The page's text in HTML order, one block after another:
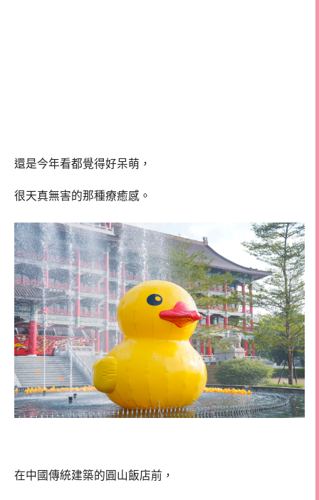
還是今年看都覺得好呆萌，
很天真無害的那種療癒感。
在中國傳統建築的圓山飯店前，